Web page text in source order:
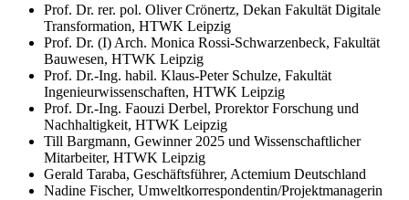
Prof. Dr. rer. pol. Oliver Crönertz, Dekan Fakultät Digitale
Transformation, HTWK Leipzig
Prof. Dr. (I) Arch. Monica Rossi-Schwarzenbeck, Fakultät
Bauwesen, HTWK Leipzig
Prof. Dr.-Ing. habil. Klaus-Peter Schulze, Fakultät
Ingenieurwissenschaften, HTWK Leipzig
Prof. Dr.-Ing. Faouzi Derbel, Prorektor Forschung und
Nachhaltigkeit, HTWK Leipzig
Till Bargmann, Gewinner 2025 und Wissenschaftlicher
Mitarbeiter, HTWK Leipzig
Gerald Taraba, Geschäftsführer, Actemium Deutschland
Nadine Fischer, Umweltkorrespondentin/Projektmanagerin